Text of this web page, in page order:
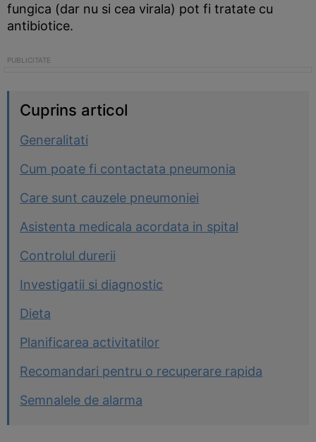
fungica (dar nu si cea virala) pot fi tratate cu
antibiotice.
Cuprins articol
Generalitati
Cum poate fi contactata pneumonia
Care sunt cauzele pneumoniei
Asistenta medicala acordata in spital
Controlul durerii
Investigatii si diagnostic
Dieta
Planificarea activitatilor
Recomandari pentru o recuperare rapida
Semnalele de alarma